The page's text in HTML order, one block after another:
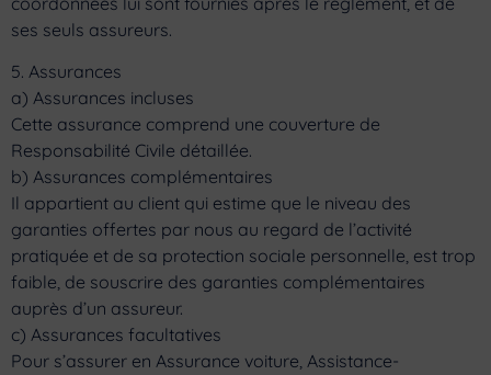
ses seuls assureurs.
5. Assurances
a) Assurances incluses
Cette assurance comprend une couverture de
Responsabilité Civile détaillée.
b) Assurances complémentaires
Il appartient au client qui estime que le niveau des
garanties offertes par nous au regard de l’activité
pratiquée et de sa protection sociale personnelle, est trop
faible, de souscrire des garanties complémentaires
auprès d’un assureur.
c) Assurances facultatives
Pour s’assurer en Assurance voiture, Assistance-